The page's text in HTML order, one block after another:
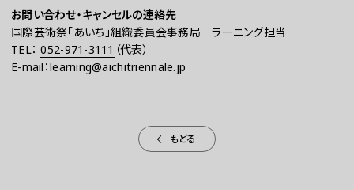
お問い合わせ・キャンセルの連絡先
国際芸術祭「あいち」組織委員会事務局 ラーニング担当
TEL：052-971-3111 （代表）
E-mail：learning@aichitriennale.jp
もどる